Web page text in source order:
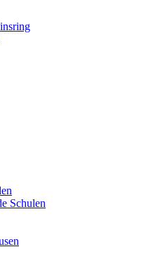
Schulen